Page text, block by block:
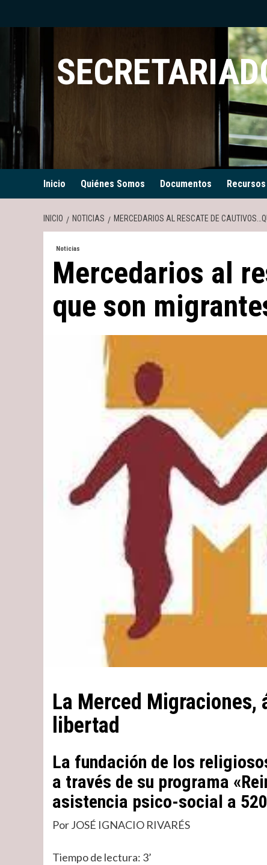
Inicio Quiénes Somos Documentos Recursos
INICIO NOTICIAS MERCEDARIOS AL RESCATE DE
Noticias
Mercedarios al
que son
La Merced Migraciones,
libertad
La fundación de los
a través de su programa
asistencia psico-social a
Por JOSÉ IGNACIO RIVARÉS
Tiempo de lectura: 3’